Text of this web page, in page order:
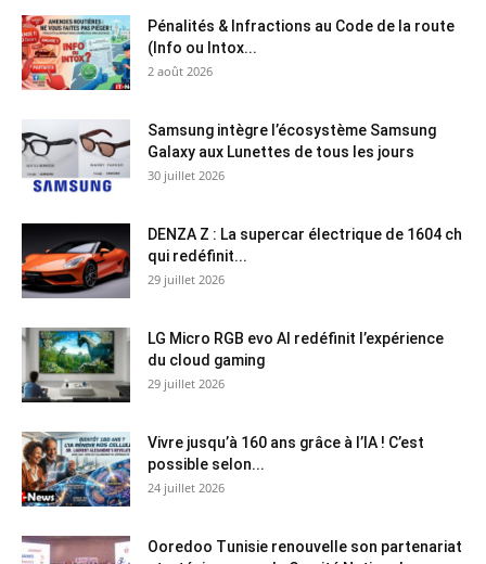
Pénalités & Infractions au Code de la route
(Info ou Intox...
2 août 2026
Samsung intègre l’écosystème Samsung
Galaxy aux Lunettes de tous les jours
30 juillet 2026
DENZA Z : La supercar électrique de 1604 ch
qui redéfinit...
29 juillet 2026
LG Micro RGB evo AI redéfinit l’expérience
du cloud gaming
29 juillet 2026
Vivre jusqu’à 160 ans grâce à l’IA ! C’est
possible selon...
24 juillet 2026
Ooredoo Tunisie renouvelle son partenariat